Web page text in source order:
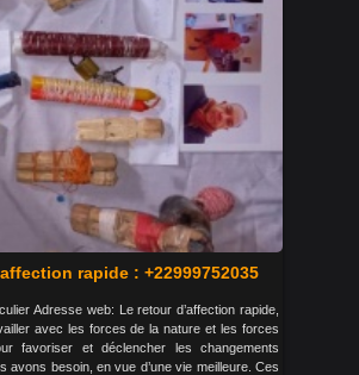
rapide : +22999752035
Adresse web: Le retour d’affection rapide,
avec les forces de la nature et les forces
favoriser et déclencher les changements
avons besoin, en vue d’une vie meilleure. Ces